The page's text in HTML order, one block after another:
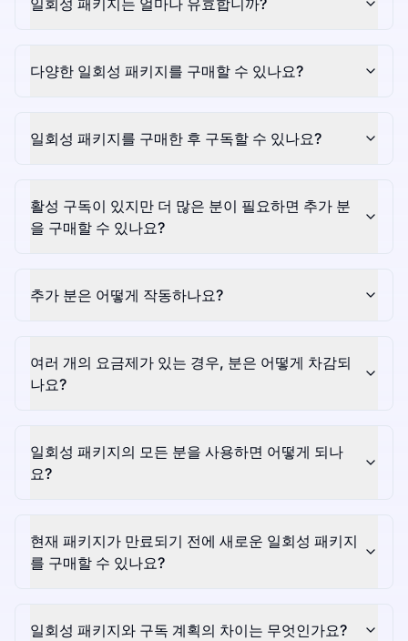
일회성 패키지는 얼마나 유효합니까?
다양한 일회성 패키지를 구매할 수 있나요?
일회성 패키지를 구매한 후 구독할 수 있나요?
활성 구독이 있지만 더 많은 분이 필요하면 추가 분
을 구매할 수 있나요?
추가 분은 어떻게 작동하나요?
여러 개의 요금제가 있는 경우, 분은 어떻게 차감되
나요?
일회성 패키지의 모든 분을 사용하면 어떻게 되나
요?
현재 패키지가 만료되기 전에 새로운 일회성 패키지
를 구매할 수 있나요?
일회성 패키지와 구독 계획의 차이는 무엇인가요?